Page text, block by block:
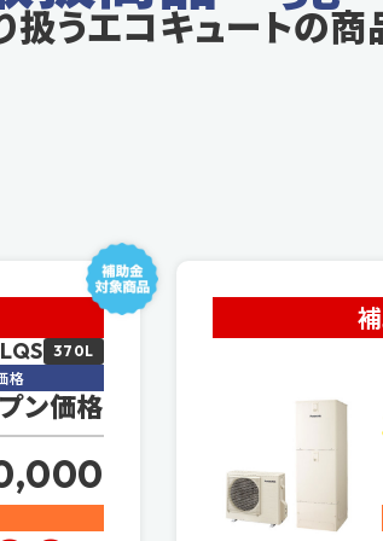
扱うエコキュートの商
370L
格
ン価格